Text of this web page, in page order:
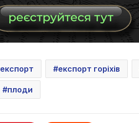
експорт експорт горіхів
плоди